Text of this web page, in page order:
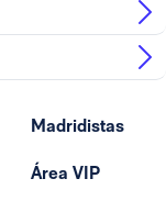
Madridistas
Área VIP